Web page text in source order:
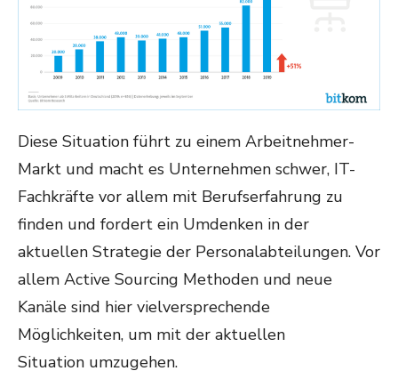
Diese Situation führt zu einem Arbeitnehmer-
Markt und macht es Unternehmen schwer, IT-
Fachkräfte vor allem mit Berufserfahrung zu
finden und fordert ein Umdenken in der
aktuellen Strategie der Personalabteilungen. Vor
allem Active Sourcing Methoden und neue
Kanäle sind hier vielversprechende
Möglichkeiten, um mit der aktuellen
Situation umzugehen.